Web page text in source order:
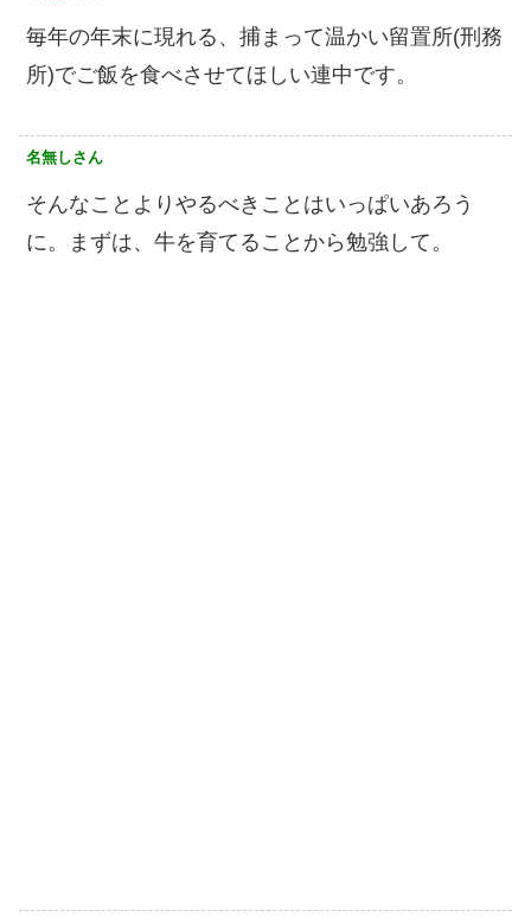
毎年の年末に現れる、捕まって温かい留置所(刑務
所)でご飯を食べさせてほしい連中です。
名無しさん
そんなことよりやるべきことはいっぱいあろう
に。まずは、牛を育てることから勉強して。